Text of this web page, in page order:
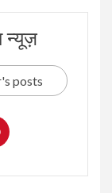
न्यूज़
posts